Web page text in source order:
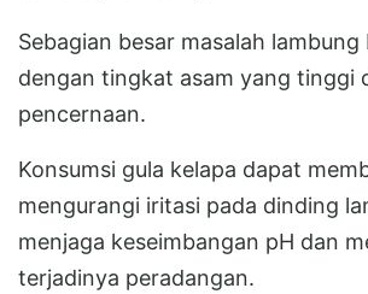
Sebagian besar masalah
dengan tingkat asam yang tinggi
pencernaan.
Konsumsi gula kelapa dapat
mengurangi iritasi pada dinding
menjaga keseimbangan pH dan
terjadinya peradangan.